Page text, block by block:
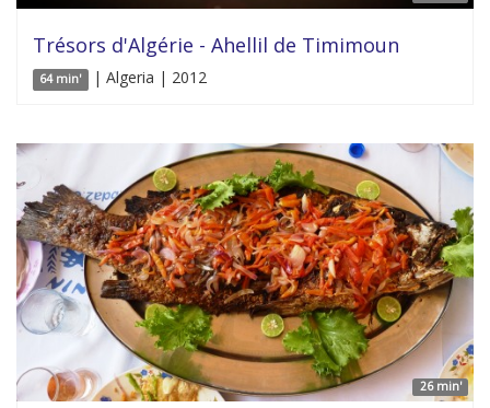
Trésors d'Algérie - Ahellil de Timimoun
64 min' | Algeria | 2012
26 min'